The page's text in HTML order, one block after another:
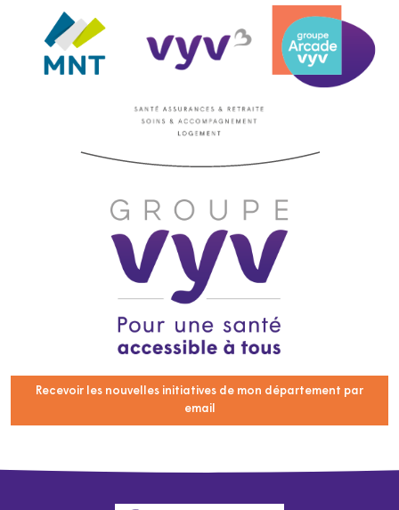
Recevoir les nouvelles initiatives de mon département par
email